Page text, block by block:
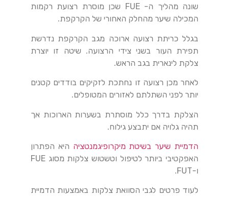
שונה מהליך ה- FUE שכן מוסרת רצועת רקמות
המכילה שיער מהחלק האחורי של הקרקפת.
בגלל כריתת רצועה ארוכה מגב הקרקפת נדרשת
תפירת העור בשני צידי הרצועה. שיטה זו יוצרת
צלקת לינארית בגב הראש.
לאחר מכן רצועה זו נחתכת לזקיקים בודדים קטנים
יותר לפני השתלתם לאזורים המטופלים.
הצלקת בדרך כלל מוסתרת בשערות הארוכות אך
תהיה גלויה אם יתבצע גילוח.
הדמיית שיער בשיטת מיקרופיגמנטציה היא הפתרון
האפקטיבי ביותר לטיפול וטשטוש צלקות מסוג FUE
ו-FUT.
לעוד פרטים לגבי הסוואת צלקות באמצעות הדמיית